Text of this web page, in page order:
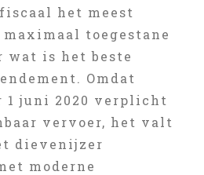
het meest
toegestane
wat is het beste
Omdat
1 juni 2020 verplicht
vervoer, het valt
dievenijzer
moderne